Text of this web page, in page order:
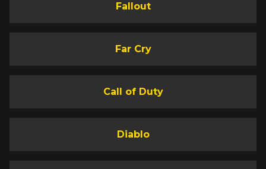
Fallout
Far Cry
Call of Duty
Diablo